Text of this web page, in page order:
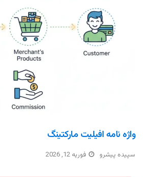
واژه نامه افیلیت مارکتینگ
سپیده پیشرو فوریه 12, 2026